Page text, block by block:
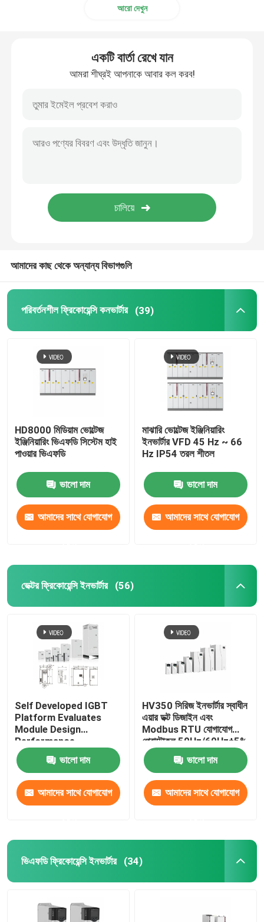
আরো দেখুন
একটি বার্তা রেখে যান
আমরা শীঘ্রই আপনাকে আবার কল করব!
আমাদের কাছ থেকে অন্যান্য বিভাগগুলি
পরিবর্তনশীল ফ্রিকোয়েন্সি কনভার্টার (39)
HD8000 মিডিয়াম ভোল্টেজ
ইঞ্জিনিয়ারিং ভিএফডি সিস্টেম হাই
পাওয়ার ভিএফডি
ভালো দাম
আমাদের সাথে যোগাযোগ
মাঝারি ভোল্টেজ ইঞ্জিনিয়ারিং
ইনভার্টার VFD 45 Hz ~ 66
Hz IP54 তরল শীতল
ভালো দাম
আমাদের সাথে যোগাযোগ
ভেক্টর ফ্রিকোয়েন্সি ইনভার্টার (56)
Self Developed IGBT
Platform Evaluates
Module Design
Performance
ভালো দাম
আমাদের সাথে যোগাযোগ
HV350 সিরিজ ইনভার্টার স্বাধীন
এয়ার ডক্ট ডিজাইন এবং
Modbus RTU যোগাযোগ
প্রোটোকল 50Hz/60Hz±5%
ইনপুট ফ্রিকোয়েন্সি সহ
ভালো দাম
আমাদের সাথে যোগাযোগ
ভিএফডি ফ্রিকোয়েন্সি ইনভার্টার (34)